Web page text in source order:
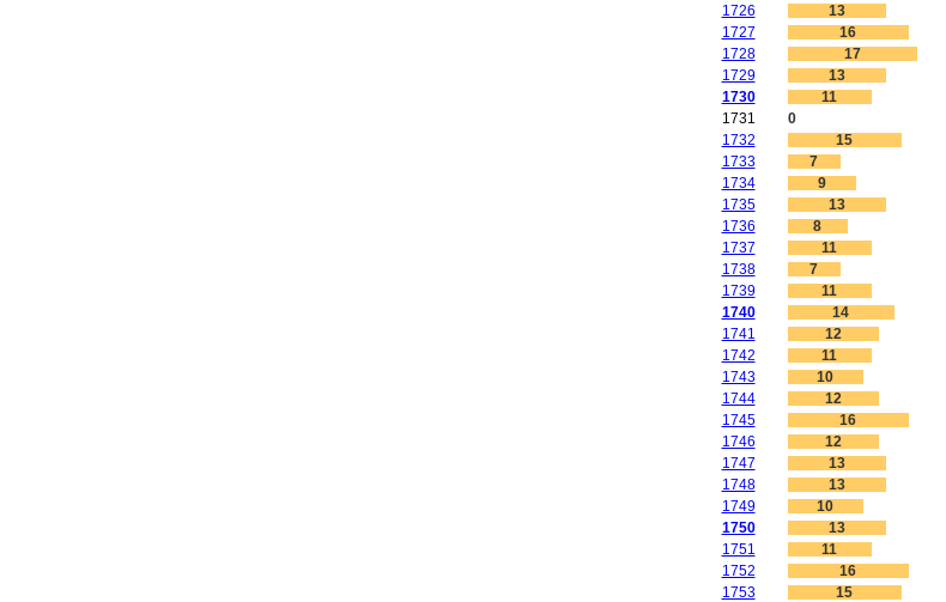
1726
13
1727
16
1728
17
1729
13
1730
11
1731
0
1732
15
1733
7
1734
9
1735
13
1736
8
1737
11
1738
7
1739
11
1740
14
1741
12
1742
11
1743
10
1744
12
1745
16
1746
12
1747
13
1748
13
1749
10
1750
13
1751
11
1752
16
1753
15